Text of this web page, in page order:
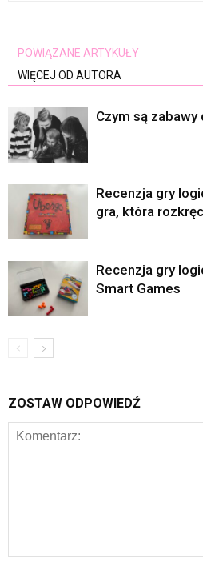
POWIĄZANE ARTYKUŁY
WIĘCEJ OD AUTORA
Czym są
Recenzja gry
gra, która
Recenzja gry
Smart Games
ZOSTAW ODPOWIEDŹ